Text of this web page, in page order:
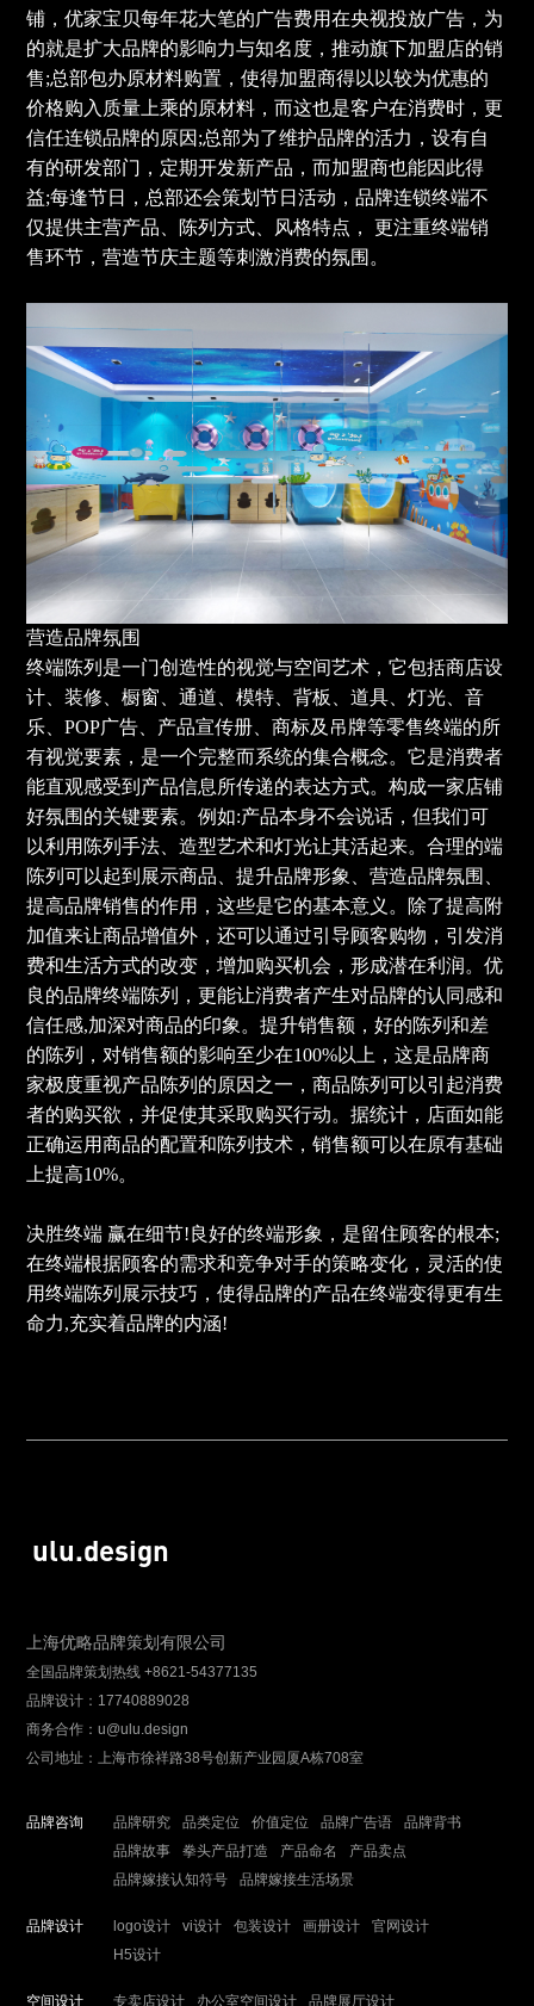
铺，优家宝贝每年花大笔的广告费用在央视投放广告，为
的就是扩大品牌的影响力与知名度，推动旗下加盟店的销
售;总部包办原材料购置，使得加盟商得以以较为优惠的
价格购入质量上乘的原材料，而这也是客户在消费时，更
信任连锁品牌的原因;总部为了维护品牌的活力，设有自
有的研发部门，定期开发新产品，而加盟商也能因此得
益;每逢节日，总部还会策划节日活动，品牌连锁终端不
仅提供主营产品、陈列方式、风格特点， 更注重终端销
售环节，营造节庆主题等刺激消费的氛围。
营造品牌氛围
终端陈列是一门创造性的视觉与空间艺术，它包括商店设
计、装修、橱窗、通道、模特、背板、道具、灯光、音
乐、POP广告、产品宣传册、商标及吊牌等零售终端的所
有视觉要素，是一个完整而系统的集合概念。它是消费者
能直观感受到产品信息所传递的表达方式。构成一家店铺
好氛围的关键要素。例如:产品本身不会说话，但我们可
以利用陈列手法、造型艺术和灯光让其活起来。合理的端
陈列可以起到展示商品、提升品牌形象、营造品牌氛围、
提高品牌销售的作用，这些是它的基本意义。除了提高附
加值来让商品增值外，还可以通过引导顾客购物，引发消
费和生活方式的改变，增加购买机会，形成潜在利润。优
良的品牌终端陈列，更能让消费者产生对品牌的认同感和
信任感,加深对商品的印象。提升销售额，好的陈列和差
的陈列，对销售额的影响至少在100%以上，这是品牌商
家极度重视产品陈列的原因之一，商品陈列可以引起消费
者的购买欲，并促使其采取购买行动。据统计，店面如能
正确运用商品的配置和陈列技术，销售额可以在原有基础
上提高10%。
决胜终端 赢在细节!良好的终端形象，是留住顾客的根本;
在终端根据顾客的需求和竞争对手的策略变化，灵活的使
用终端陈列展示技巧，使得品牌的产品在终端变得更有生
命力,充实着品牌的内涵!
ulu.design
上海优略品牌策划有限公司
全国品牌策划热线 +8621-54377135
品牌设计：17740889028
商务合作：u@ulu.design
公司地址：上海市徐祥路38号创新产业园厦A栋708室
品牌咨询 品牌研究 品类定位 价值定位 品牌广告语
品牌背书
品牌故事
拳头产品打造 产品命名
产品卖点
品牌嫁接认知符号
品牌嫁接生活场景
品牌设计 logo设计 vi设计 包装设计 画册设计
官网设计
H5设计
空间设计 专卖店设计 办公室空间设计 品牌展厅设计